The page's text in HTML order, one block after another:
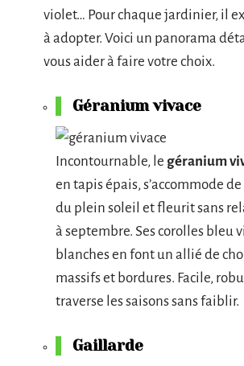
violet… Pour chaque jardinier, il
à adopter. Voici un panorama
vous aider à faire votre choix.
Géranium vivace
Incontournable, le géranium
en tapis épais, s’accommode
du plein soleil et fleurit sans
à septembre. Ses corolles bleu
blanches en font un allié de
massifs et bordures. Facile,
traverse les saisons sans faiblir.
Gaillarde